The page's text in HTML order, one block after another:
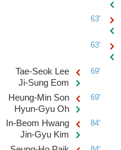
63'
63'
Tae-Seok Lee
Ji-Sung Eom
69'
Heung-Min Son
Hyun-Gyu Oh
69'
In-Beom Hwang
Jin-Gyu Kim
84'